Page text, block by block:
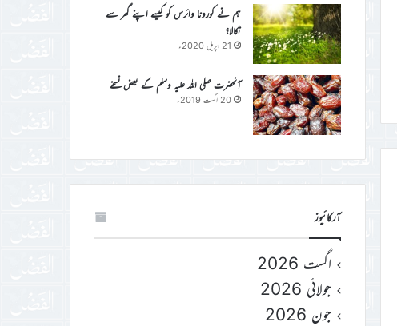
ہم نے کورونا وائرس کو کیسے اپنے گھر سے
نکالا؟
21 اپریل 2020ء
آنحضرت صلی اللہ علیہ وسلم کے بعض نسخے
20 اگست 2019ء
آرکائیوز
اگست 2026
جولائی 2026
جون 2026